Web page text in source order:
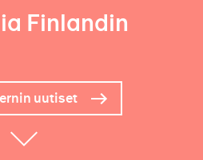
Finlandin
uutiset